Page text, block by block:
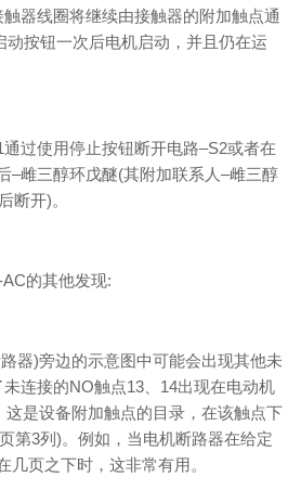
器线圈将继续由接触器的附加触点通
动按钮一次后电机启动，并且仍在运
过使用停止按钮断开电路–S2或者在
–雌三醇环戊醚(其附加联系人–雌三醇
断开)。
的其他发现:
器)旁边的示意图中可能会出现其他未
连接的NO触点13、14出现在电动机
这是设备附加触点的目录，在该触点下
第3列)。例如，当电机断路器在给定
几页之下时，这非常有用。